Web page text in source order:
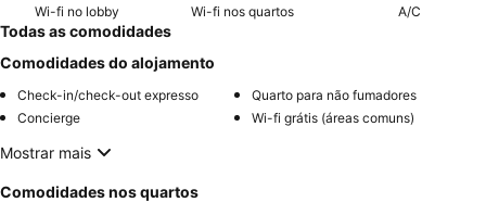
Wi-fi no lobby Wi-fi nos quartos A/C
Todas as comodidades
Comodidades do alojamento
Check-in/check-out expresso
Quarto para não fumadores
Concierge
Wi-fi grátis (áreas comuns)
Mostrar mais
Comodidades nos quartos